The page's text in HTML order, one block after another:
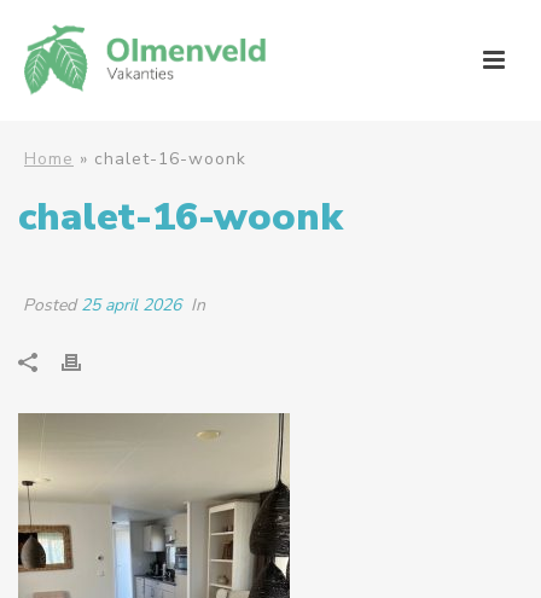
Home » chalet-16-woonk
chalet-16-woonk
Posted25 april 2026 In